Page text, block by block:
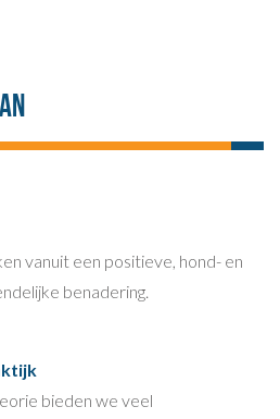
vanuit een positieve, hond- en
benadering.
bieden we veel